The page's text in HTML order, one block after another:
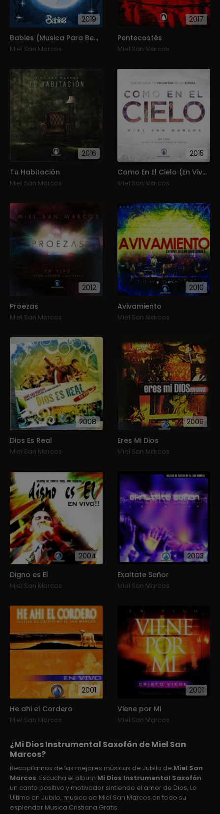
2019
Babies (Musica Para Bebes)
Miel San Marcos
2017
Pentecostés
Miel San Marcos
2016
Tu Habitación
Miel San Marcos
2015
Como En El Cielo (En Vivo)
Miel San Marcos
2012
Proezas
Miel San Marcos
2010
Avivamiento
Miel San Marcos
2008
Dios Es Real
Miel San Marcos
2006
Eres Mi Dios
Miel San Marcos
2004
Digno es El
Miel San Marcos
2003
Exaltate Señor
Miel San Marcos
2001
He ahi el Cordero
Miel San Marcos
2001
Viene por Mi
Miel San Marcos
¿Mi Dios Instrumental Saxofón de Miel San
Marcos?
Recopilamos de las mejores músicas de Jubilo de Miel San
Marcos. Escucha el album Mi Dios Instrumental Saxofón
un canto positivo y motivador sintiendo el amor de Dios, Lo
Ultimo en Jubilo, musica de Miel San Marcos en todo su
esplendor Musica Cristiana Gratis.